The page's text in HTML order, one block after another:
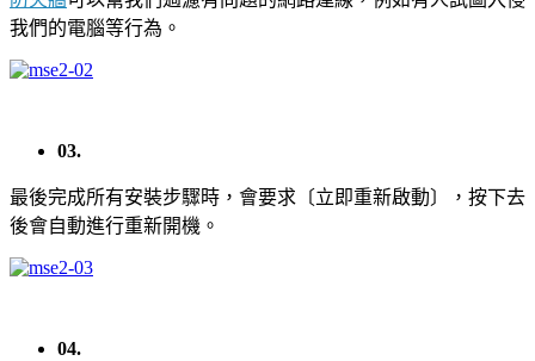
我們的電腦等行為。
03.
最後完成所有安裝步驟時，會要求〔立即重新啟動〕，按下去
後會自動進行重新開機。
04.